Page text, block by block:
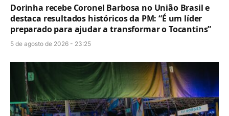
Dorinha recebe Coronel Barbosa no União Brasil e
destaca resultados históricos da PM: “É um líder
preparado para ajudar a transformar o Tocantins”
5 de agosto de 2026 - 23:25